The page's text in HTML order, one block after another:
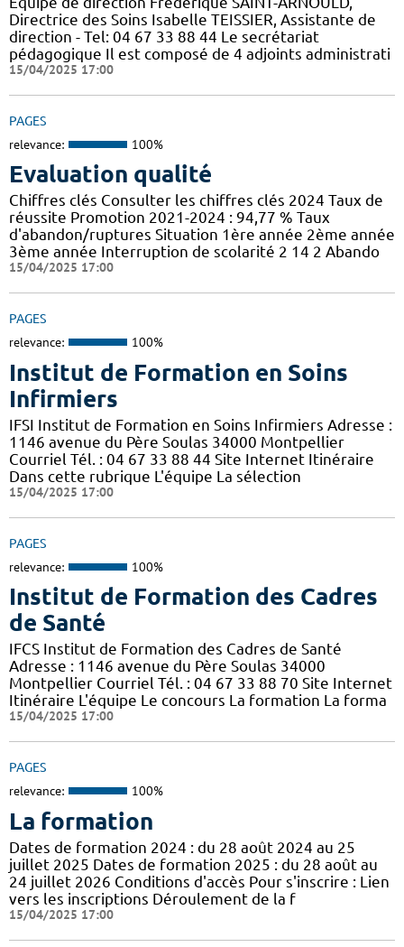
Directrice des Soins Isabelle TEISSIER, Assistante de
direction - Tel: 04 67 33 88 44 Le secrétariat
pédagogique Il est composé de 4 adjoints administrati
15/04/2025 17:00
PAGES
relevance: 100%
Evaluation qualité
Chiffres clés Consulter les chiffres clés 2024 Taux de
réussite Promotion 2021-2024 : 94,77 % Taux
d'abandon/ruptures Situation 1ère année 2ème année
3ème année Interruption de scolarité 2 14 2 Abando
15/04/2025 17:00
PAGES
relevance: 100%
Institut de Formation en Soins
Infirmiers
IFSI Institut de Formation en Soins Infirmiers Adresse :
1146 avenue du Père Soulas 34000 Montpellier
Courriel Tél. : 04 67 33 88 44 Site Internet Itinéraire
Dans cette rubrique L'équipe La sélection
15/04/2025 17:00
PAGES
relevance: 100%
Institut de Formation des Cadres
de Santé
IFCS Institut de Formation des Cadres de Santé
Adresse : 1146 avenue du Père Soulas 34000
Montpellier Courriel Tél. : 04 67 33 88 70 Site Internet
Itinéraire L'équipe Le concours La formation La forma
15/04/2025 17:00
PAGES
relevance: 100%
La formation
Dates de formation 2024 : du 28 août 2024 au 25
juillet 2025 Dates de formation 2025 : du 28 août au
24 juillet 2026 Conditions d'accès Pour s'inscrire : Lien
vers les inscriptions Déroulement de la f
15/04/2025 17:00